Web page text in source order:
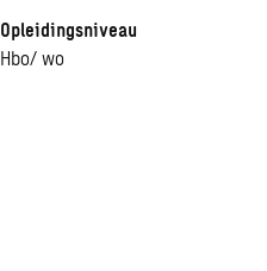
Opleidingsniveau
Hbo/ wo